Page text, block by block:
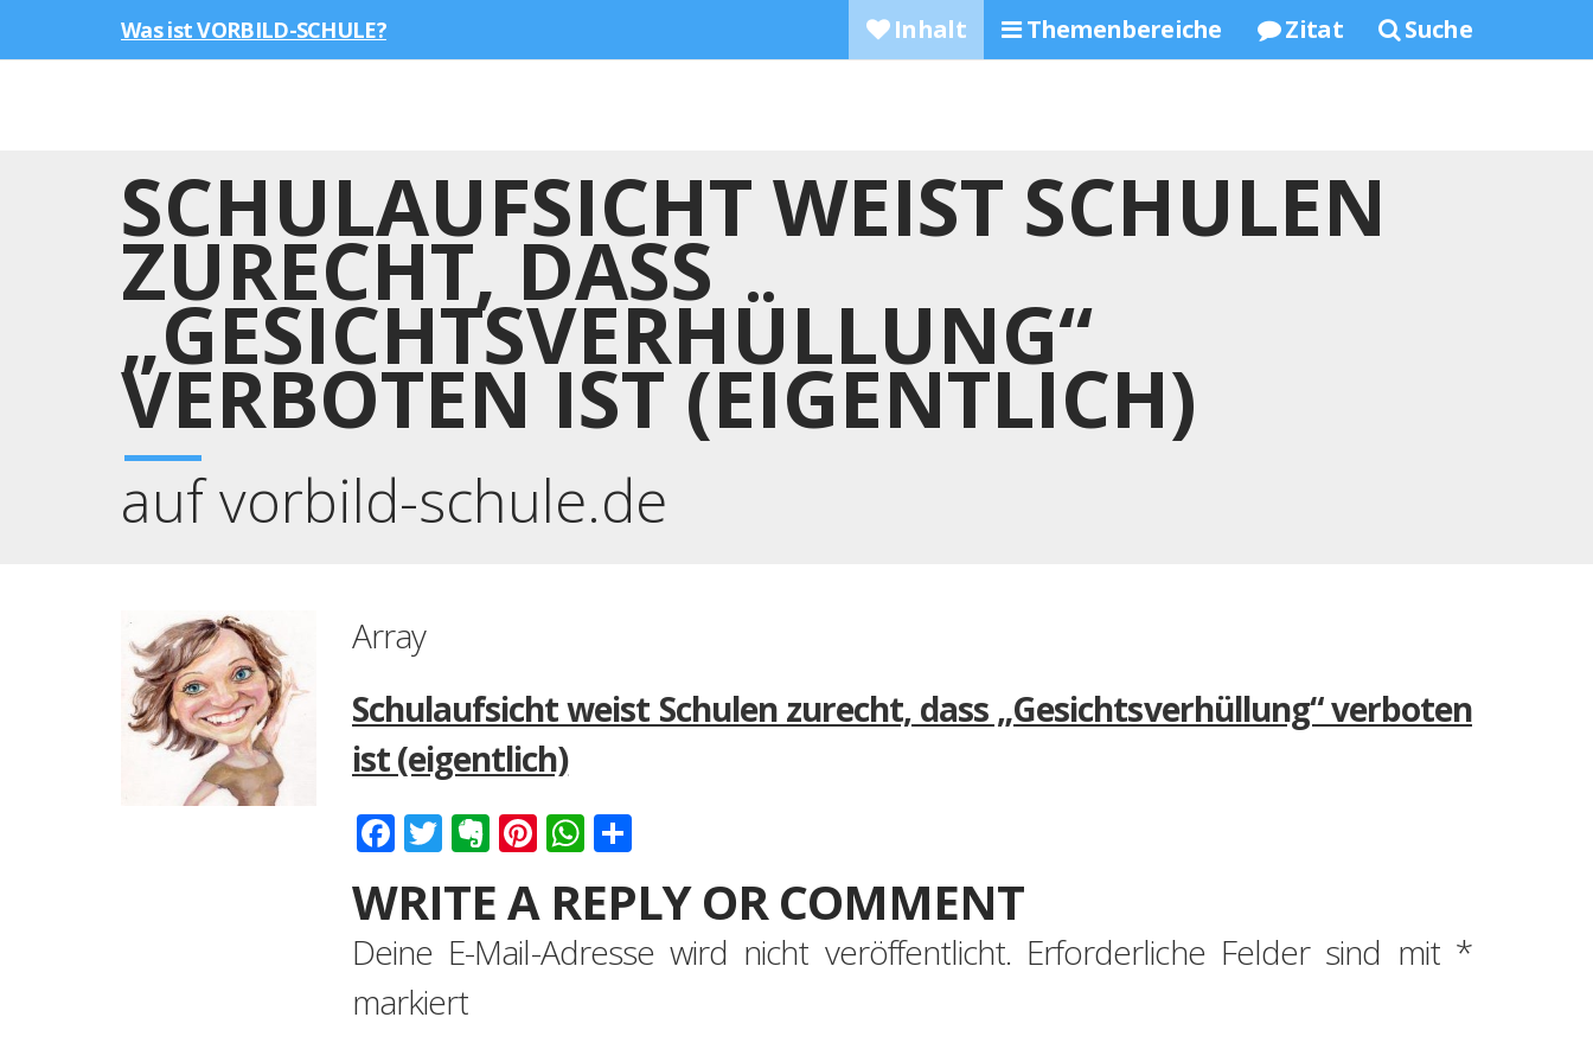
Was ist VORBILD-SCHULE? Inhalt Themenbereiche Zitat Suche
SCHULAUFSICHT WEIST SCHULEN
ZURECHT, DASS
„GESICHTSVERHÜLLUNG“
VERBOTEN IST (EIGENTLICH)
auf vorbild-schule.de
Array
Schulaufsicht weist Schulen zurecht, dass „Gesichtsverhüllung“ verboten
ist (eigentlich)
Facebook
Twitter
Evernote
Pinterest
WhatsApp
WRITE A REPLY OR COMMENT
Deine E-Mail-Adresse wird nicht veröffentlicht. Erforderliche Felder sind mit *
markiert